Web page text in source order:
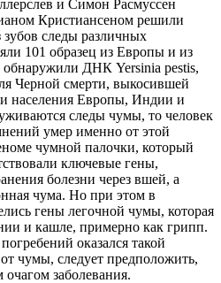
и Симон Расмуссен
Кристиансеном решили
следы различных
101 образец из Европы и из
обнаружили ДНК Yersinia pestis,
Черной смерти, выкосившей
населения Европы, Индии и
следы чумы, то человек
умер именно от этой
чумной палочки, который
ключевые гены,
болезни через вшей, а
чума. Но при этом в
гены легочной чумы, которая
и кашле, примерно как грипп.
оказался такой
чумы, следует предположить,
заболевания.